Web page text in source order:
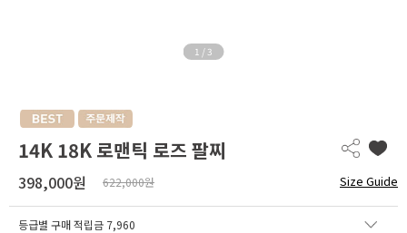
1 / 3
14K 18K 로맨틱 로즈 팔찌
398,000원 622,000원 Size Guide
등급별 구매 적립금 7,960